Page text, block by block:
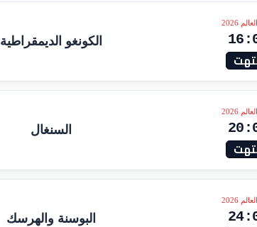
2026
الكونغو الديمقراطية
2026
السنغال
2026
البوسنة والهرسك